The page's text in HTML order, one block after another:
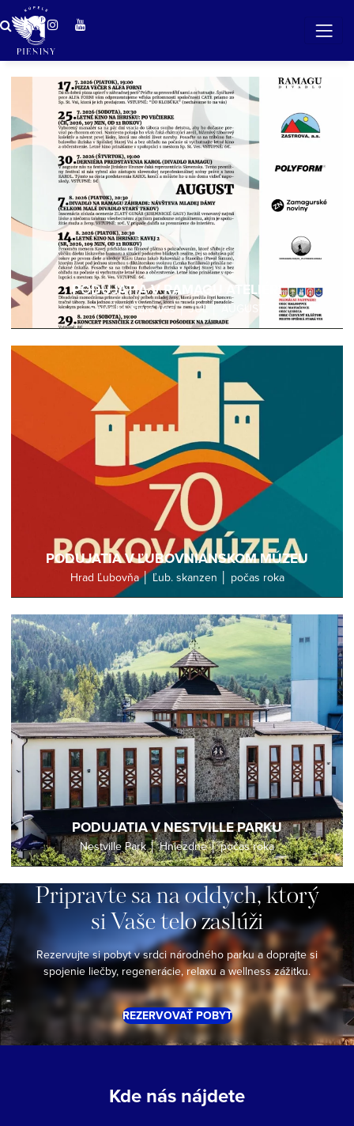
v očarujúcej prírode Pienin
PODUJATIA V RAMAGU ATELIÉRI
Spišská Stará Ves │ JÚL │ AUGUST
PODUJATIA V ĽUBOVNIANSKOM MÚZEU
Hrad Ľubovňa │ Ľub. skanzen │ počas roka
PODUJATIA V NESTVILLE PARKU
Nestville Park │ Hniezdne │ počas roka
Pripravtesanaoddych,ktorý
siVašetelozaslúži
Rezervujte si pobyt v srdci národného parku a doprajte si
spojenie liečby, regenerácie, relaxu a wellness zážitku.
REZERVOVAŤ POBYT
Kde nás nájdete